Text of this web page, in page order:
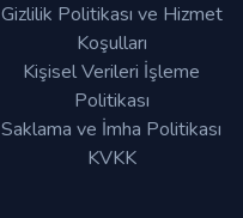
Gizlilik Politikası ve Hizmet
Koşulları
Kişisel Verileri İşleme
Politikası
Saklama ve İmha Politikası
KVKK